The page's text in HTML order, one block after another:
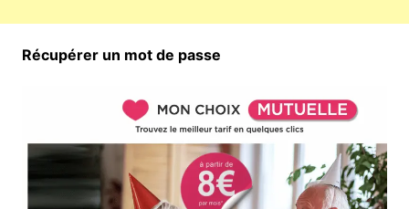
Récupérer un mot de passe